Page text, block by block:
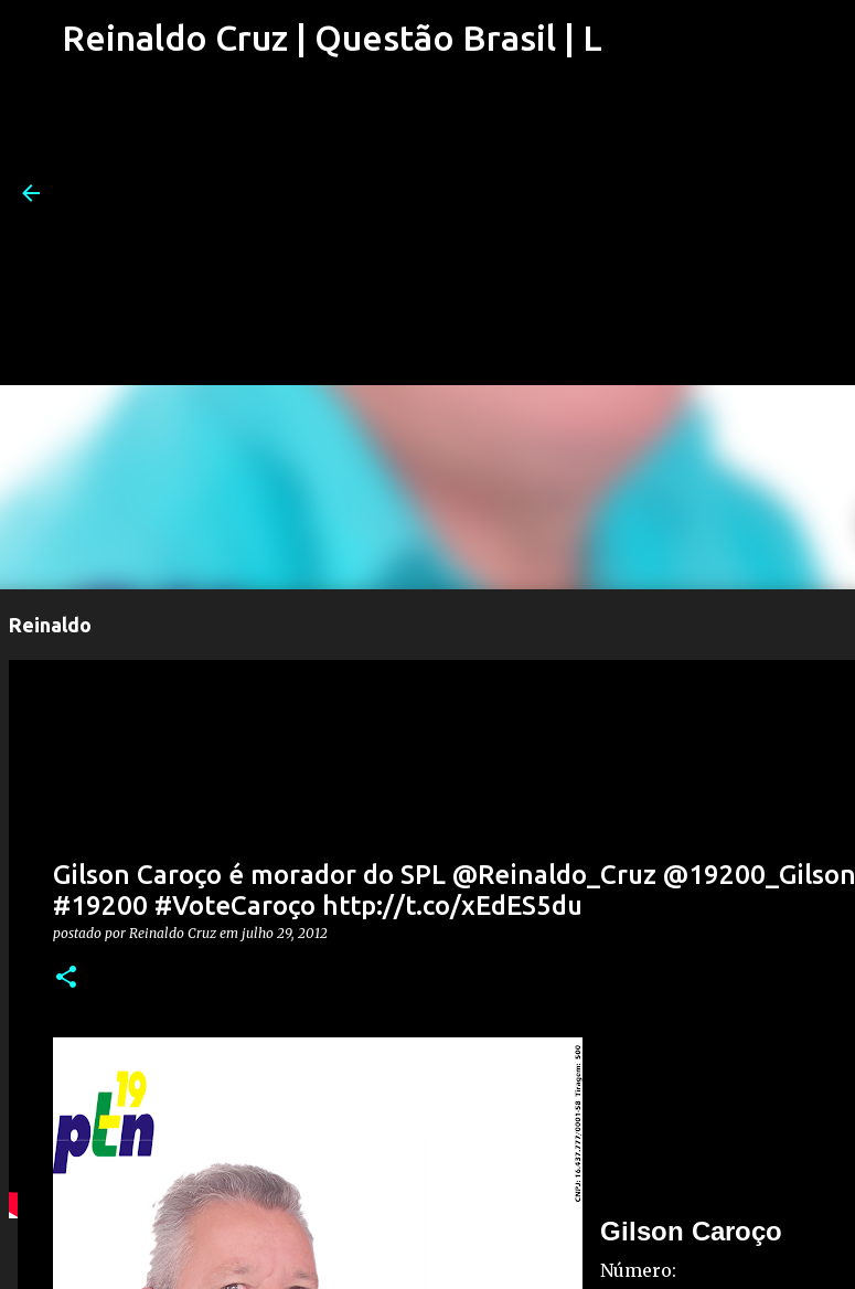
Reinaldo Cruz | Questão Brasil | L
Reinaldo
Gilson Caroço é morador do SPL @Reinaldo_Cruz @19200_Gilson
#19200 #VoteCaroço http://t.co/xEdES5du
postado por Reinaldo Cruz em julho 29, 2012
Gilson Caroço
Número: